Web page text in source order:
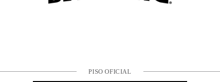
PISO OFICIAL